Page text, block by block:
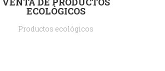
ECOLÓGICOS
Productos ecológicos